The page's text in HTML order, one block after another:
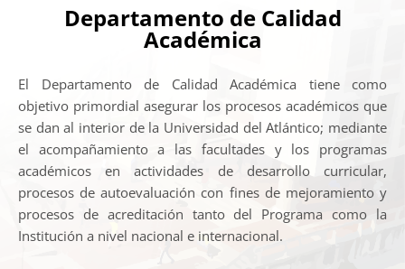
Departamento de Calidad
Académica
El Departamento de Calidad Académica tiene como
objetivo primordial asegurar los procesos académicos que
se dan al interior de la Universidad del Atlántico; mediante
el acompañamiento a las facultades y los programas
académicos en actividades de desarrollo curricular,
procesos de autoevaluación con fines de mejoramiento y
procesos de acreditación tanto del Programa como la
Institución a nivel nacional e internacional.